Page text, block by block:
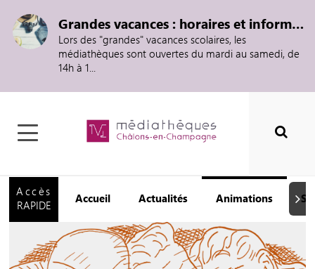
Grandes vacances : horaires et informations
Lors des "grandes" vacances scolaires, les
médiathèques sont ouvertes du mardi au samedi, de
14h à 1...
Accès
RAPIDE
Accueil Actualités Animations